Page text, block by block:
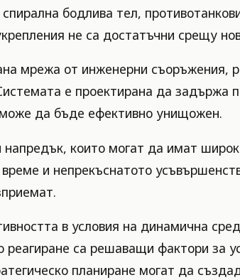
бодлива тел,
не са достатъчни срещу
мрежа от инженерни съоръжения,
е проектирана да задържа
може да бъде ефективно унищожен.
които могат да имат
и непрекъснатото
в условия на динамична
са решаващи фактори за
планиране могат да